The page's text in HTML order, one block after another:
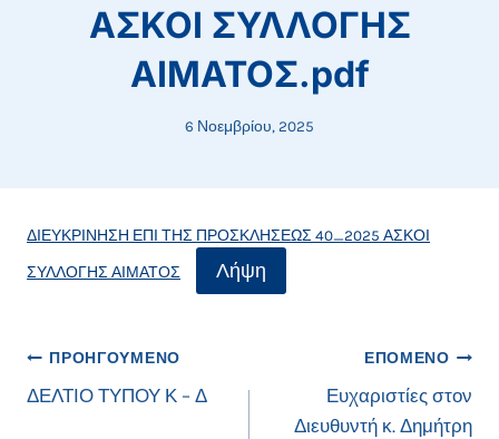
ΑΣΚΟΙ ΣΥΛΛΟΓΗΣ
ΑΙΜΑΤΟΣ.pdf
6 Νοεμβρίου, 2025
ΔΙΕΥΚΡΙΝΗΣΗ ΕΠΙ ΤΗΣ ΠΡΟΣΚΛΗΣΕΩΣ 40_2025 ΑΣΚΟΙ
ΣΥΛΛΟΓΗΣ ΑΙΜΑΤΟΣ Λήψη
Πλοήγηση
άρθρων
ΠΡΟΗΓΟΎΜΕΝΟ
ΔΕΛΤΙΟ ΤΥΠΟΥ Κ – Δ
ΕΠΌΜΕΝΟ
Ευχαριστίες στον
Διευθυντή κ. Δημήτρη